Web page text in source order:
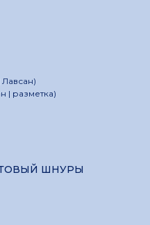
| разметка)
ШНУРЫ